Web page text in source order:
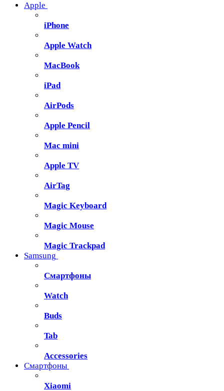
Apple
iPhone
Apple Watch
MacBook
iPad
AirPods
Apple Pencil
Mac mini
Apple TV
AirTag
Magic Keyboard
Magic Mouse
Magic Trackpad
Samsung
Смартфоны
Watch
Buds
Tab
Accessories
Смартфоны
Xiaomi